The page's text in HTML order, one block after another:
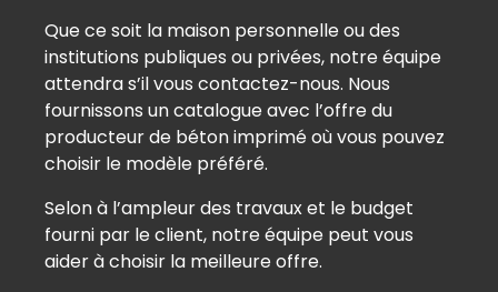
Béton imprimé Arnouville-lès-
Mantes (78790)
Béton imprimé Aubergenville
(78410)
Béton imprimé Auffargis (78610)
Béton imprimé Auffreville-Brasseuil
(78930)
Béton imprimé Aulnay-sur-Mauldre
Que ce soit la maison personnelle ou des
institutions publiques ou privées, notre équipe
attendra s’il vous contactez-nous. Nous
fournissons un catalogue avec l’offre du
producteur de béton imprimé où vous pouvez
choisir le modèle préféré.
Selon à l’ampleur des travaux et le budget
fourni par le client, notre équipe peut vous
aider à choisir la meilleure offre.